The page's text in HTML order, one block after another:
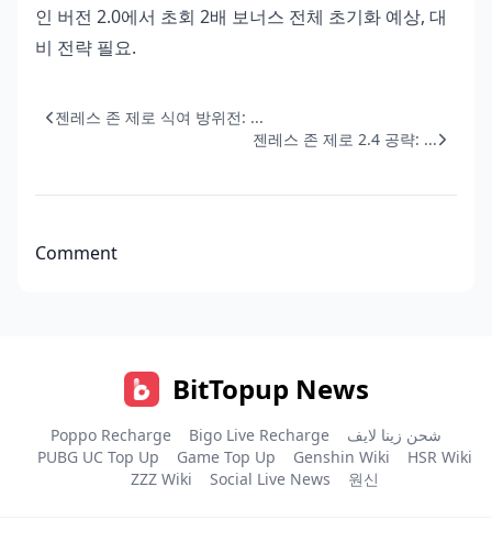
인 버전 2.0에서 초회 2배 보너스 전체 초기화 예상, 대
비 전략 필요.
젠레스 존 제로 식여 방위전: ...
젠레스 존 제로 2.4 공략: ...
Comment
BitTopup News
Poppo Recharge Bigo Live Recharge
شحن زينا لايف
PUBG UC Top Up
Game Top Up Genshin Wiki
HSR Wiki
ZZZ Wiki
Social Live News 원신